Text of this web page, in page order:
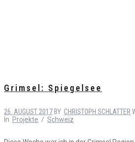
Grimsel: Spiegelsee
26. AUGUST 2017 BY CHRISTOPH SCHLATTER
In Projekte / Schweiz